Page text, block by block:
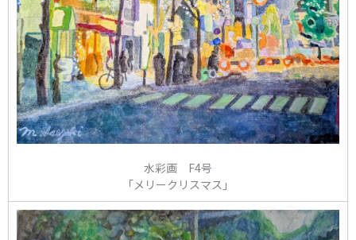
水彩画 F4号
「メリークリスマス」